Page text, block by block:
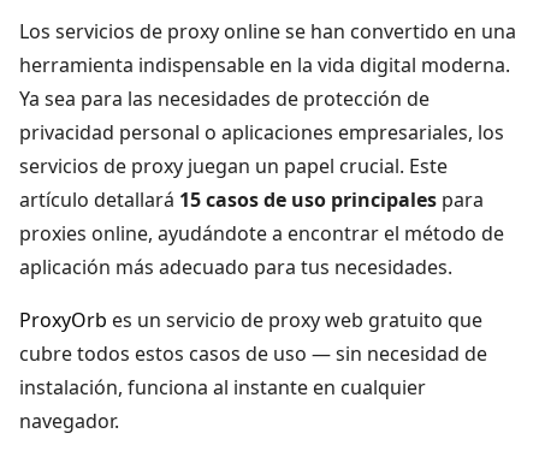
Los servicios de proxy online se han convertido en una
herramienta indispensable en la vida digital moderna.
Ya sea para las necesidades de protección de
privacidad personal o aplicaciones empresariales, los
servicios de proxy juegan un papel crucial. Este
artículo detallará 15 casos de uso principales para
proxies online, ayudándote a encontrar el método de
aplicación más adecuado para tus necesidades.
ProxyOrb es un servicio de proxy web gratuito que
cubre todos estos casos de uso — sin necesidad de
instalación, funciona al instante en cualquier
navegador.